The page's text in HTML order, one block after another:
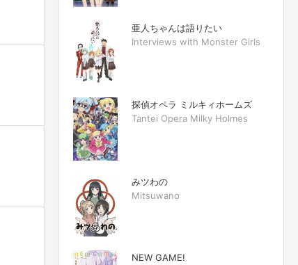
亜人ちゃんは語りたい
Interviews with Monster Girls
探偵オペラ ミルキィホームズ
Tantei Opera Milky Holmes
みツわの
Mitsuwano
NEW GAME!